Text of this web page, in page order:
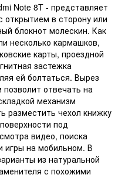
Note 8T - представляет
открытием в сторону или
блокнот молескин. Как
несколько кармашков,
карты, проездной
застежка
ей болтаться. Вырез
отвечать на
механизм
разместить чехол книжку
под
видео, поиска
игры на мобильном. В
из натуральной
с похожими